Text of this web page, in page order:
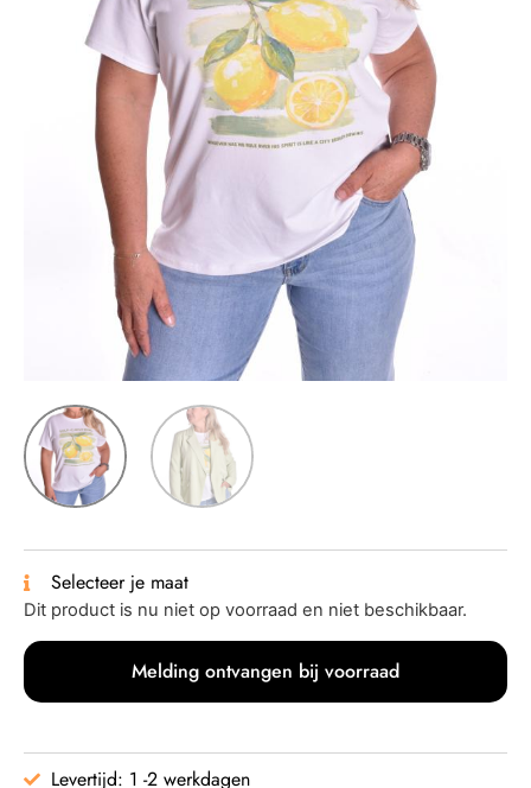
Selecteer je maat
Dit product is nu niet op voorraad en niet beschikbaar.
Melding ontvangen bij voorraad
Levertijd: 1 -2 werkdagen